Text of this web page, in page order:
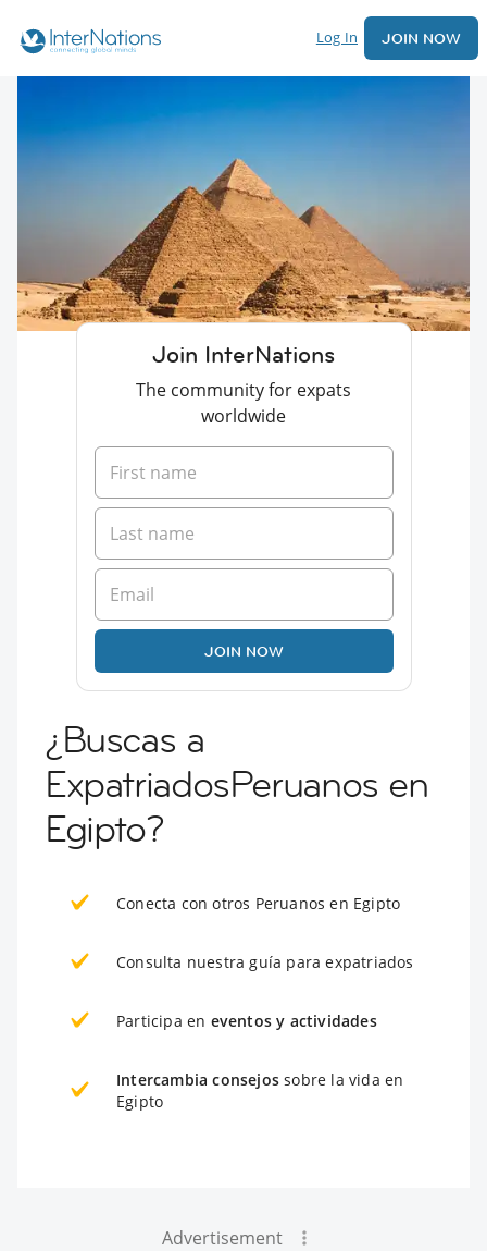
Log In JOIN NOW
Join InterNations
The community for expats
worldwide
JOIN NOW
¿Buscas a
ExpatriadosPeruanos en
Egipto?
Conecta con otros Peruanos en Egipto
Consulta nuestra guía para expatriados
Participa en eventos y actividades
Intercambia consejos sobre la vida en
Egipto
Advertisement